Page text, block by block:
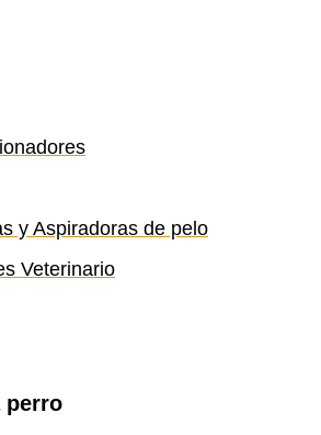
y Aspiradoras de pelo
Veterinario
perro